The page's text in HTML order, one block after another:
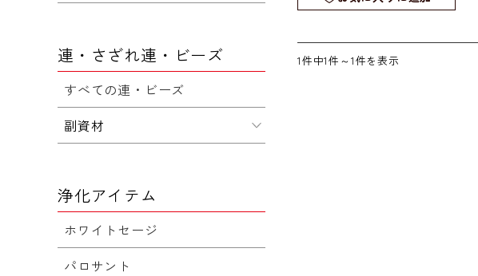
1件中1件～1件を表示
連・さざれ連・ビーズ
すべての連・ビーズ
副資材
浄化アイテム
ホワイトセージ
パロサント